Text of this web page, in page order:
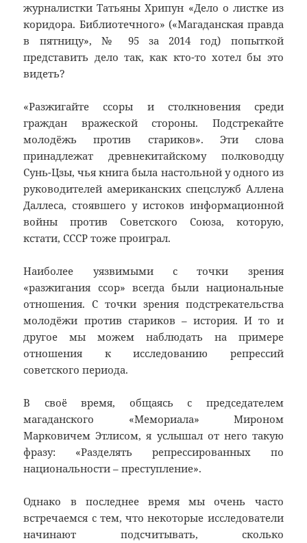
журналистки Татьяны Хрипун «Дело о листке из
коридора. Библиотечного» («Магаданская правда
в пятницу», № 95 за 2014 год) попыткой
представить дело так, как кто-то хотел бы это
видеть?
«Разжигайте ссоры и столкновения среди
граждан вражеской стороны. Подстрекайте
молодёжь против стариков». Эти слова
принадлежат древнекитайскому полководцу
Сунь-Цзы, чья книга была настольной у одного из
руководителей американских спецслужб Аллена
Даллеса, стоявшего у истоков информационной
войны против Советского Союза, которую,
кстати, СССР тоже проиграл.
Наиболее уязвимыми с точки зрения
«разжигания ссор» всегда были национальные
отношения. С точки зрения подстрекательства
молодёжи против стариков – история. И то и
другое мы можем наблюдать на примере
отношения к исследованию репрессий
советского периода.
В своё время, общаясь с председателем
магаданского «Мемориала» Мироном
Марковичем Этлисом, я услышал от него такую
фразу: «Разделять репрессированных по
национальности – преступление».
Однако в последнее время мы очень часто
встречаемся с тем, что некоторые исследователи
начинают подсчитывать, сколько